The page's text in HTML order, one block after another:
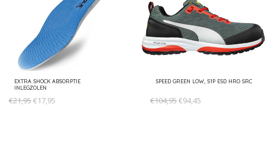
EXTRA SHOCK ABSORPTIE
INLEGZOLEN
€21,95€17,95
SPEED GREEN LOW, S1P ESD HRO SRC
€104,95€94,45